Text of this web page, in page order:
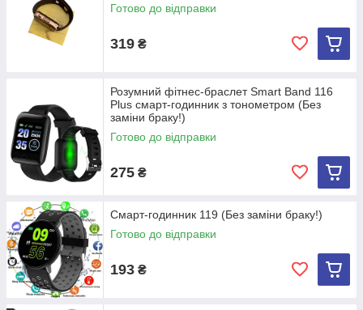
Готово до відправки
319 ₴
Розумний фітнес-браслет Smart Band 116
Plus смарт-годинник з тонометром (Без
заміни браку!)
Готово до відправки
275 ₴
Смарт-годинник 119 (Без заміни браку!)
Готово до відправки
193 ₴